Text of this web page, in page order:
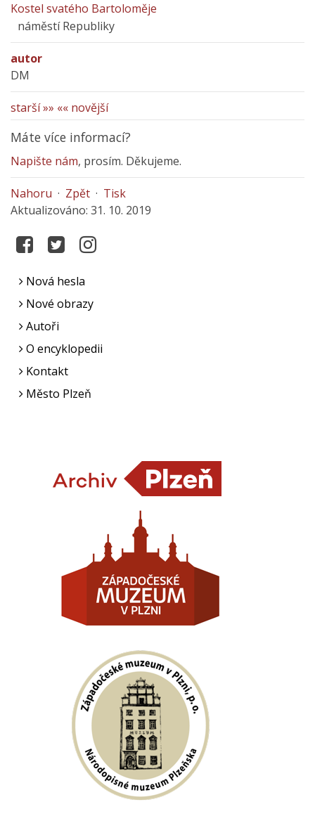
Kostel svatého Bartoloměje
náměstí Republiky
autor
DM
starší »» «« novější
Máte více informací?
Napište nám, prosím. Děkujeme.
Nahoru · Zpět · Tisk
Aktualizováno: 31. 10. 2019
Nová hesla
Nové obrazy
Autoři
O encyklopedii
Kontakt
Město Plzeň